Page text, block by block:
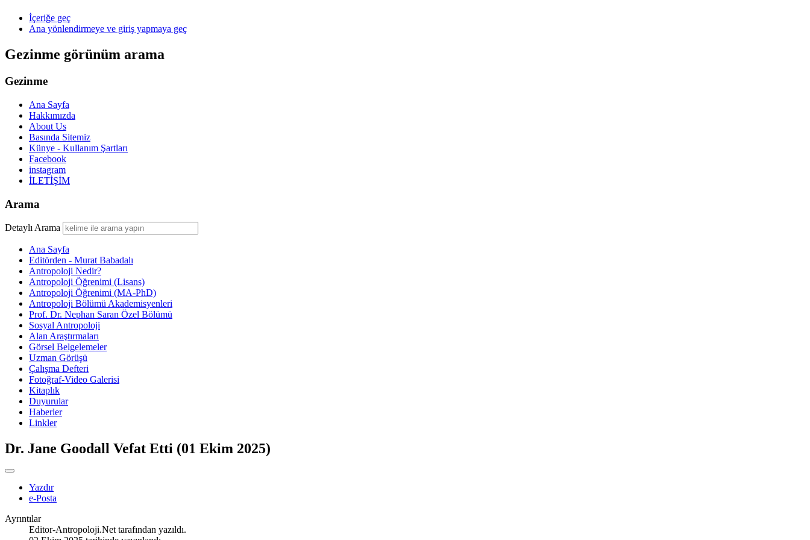
İçeriğe geç
Ana yönlendirmeye ve giriş yapmaya geç
Gezinme görünüm arama
Gezinme
Ana Sayfa
Hakkımızda
About Us
Basında Sitemiz
Künye - Kullanım Şartları
Facebook
instagram
İLETİŞİM
Arama
Detaylı Arama
Ana Sayfa
Editörden - Murat Babadalı
Antropoloji Nedir?
Antropoloji Öğrenimi (Lisans)
Antropoloji Öğrenimi (MA-PhD)
Antropoloji Bölümü Akademisyenleri
Prof. Dr. Nephan Saran Özel Bölümü
Sosyal Antropoloji
Alan Araştırmaları
Görsel Belgelemeler
Uzman Görüşü
Çalışma Defteri
Fotoğraf-Video Galerisi
Kitaplık
Duyurular
Haberler
Linkler
Dr. Jane Goodall Vefat Etti (01 Ekim 2025)
Yazdır
e-Posta
Ayrıntılar
Editor-Antropoloji.Net tarafından yazıldı.